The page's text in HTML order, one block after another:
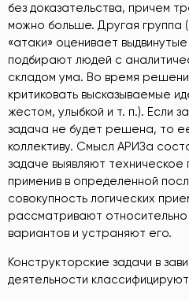
без доказательства, причем
можно больше. Другая группа
«атаки» оценивает
подбирают людей с
складом ума. Во время
критиковать высказываемые
жестом, улыбкой и т. п.). Если
задача не будет решена, то
коллективу. Смысл АРИЗа
задаче выявляют
применив в определенной
совокупность логических
рассматривают
вариантов и устраняют его.
Конструкторские задачи в
деятельности